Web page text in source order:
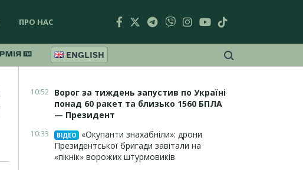
ПРО НАС
ENGLISH
10:52 Ворог за тиждень запустив по Україні
понад 60 ракет та близько 1560 БПЛА
— Президент
10:33 ВІДЕО
«Окупанти знахабніли»: дрони
Президентської бригади завітали на
«пікнік» ворожих штурмовиків